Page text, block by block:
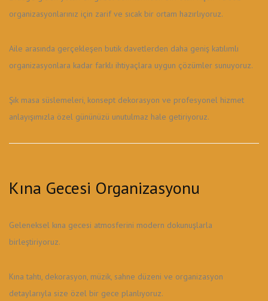
organizasyonlarınız için zarif ve sıcak bir ortam hazırlıyoruz.
Aile arasında gerçekleşen butik davetlerden daha geniş katılımlı
organizasyonlara kadar farklı ihtiyaçlara uygun çözümler sunuyoruz.
Şık masa süslemeleri, konsept dekorasyon ve profesyonel hizmet
anlayışımızla özel gününüzü unutulmaz hale getiriyoruz.
Kına Gecesi Organizasyonu
Geleneksel kına gecesi atmosferini modern dokunuşlarla
birleştiriyoruz.
Kına tahtı, dekorasyon, müzik, sahne düzeni ve organizasyon
detaylarıyla size özel bir gece planlıyoruz.